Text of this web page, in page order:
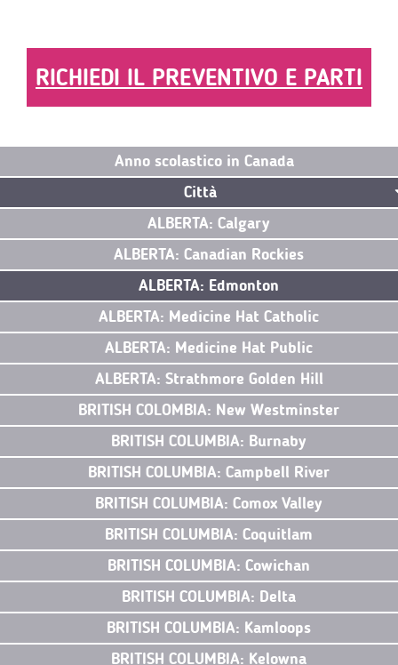
RICHIEDI IL PREVENTIVO E PARTI
Anno scolastico in Canada
Città
ALBERTA: Calgary
ALBERTA: Canadian Rockies
ALBERTA: Edmonton
ALBERTA: Medicine Hat Catholic
ALBERTA: Medicine Hat Public
ALBERTA: Strathmore Golden Hill
BRITISH COLOMBIA: New Westminster
BRITISH COLUMBIA: Burnaby
BRITISH COLUMBIA: Campbell River
BRITISH COLUMBIA: Comox Valley
BRITISH COLUMBIA: Coquitlam
BRITISH COLUMBIA: Cowichan
BRITISH COLUMBIA: Delta
BRITISH COLUMBIA: Kamloops
BRITISH COLUMBIA: Kelowna